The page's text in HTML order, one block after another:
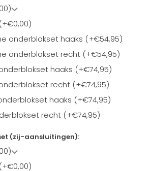
onderblokset haaks (+€54,95)
onderblokset recht (+€54,95)
haaks (+€74,95)
recht (+€74,95)
haaks (+€74,95)
recht (+€74,95)
(zij-aansluitingen):